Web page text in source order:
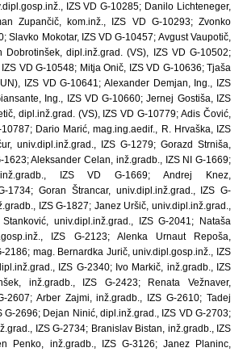
IZS VD G-10285; Danilo Lichteneger,
Zupančič, kom.inž., IZS VD G-10293; Zvonko
Slavko Mokotar, IZS VD G-10457; Avgust Vaupotič,
Dobrotinšek, dipl.inž.grad. (VS), IZS VD G-10502;
VD G-10548; Mitja Onič, IZS VD G-10636; Tjaša
IZS VD G-10641; Alexander Demjan, Ing., IZS
Ing., IZS VD G-10660; Jernej Gostiša, IZS
dipl.inž.grad. (VS), IZS VD G-10779; Adis Čović,
Dario Marić, mag.ing.aedif., R. Hrvaška, IZS
univ.dipl.inž.grad., IZS G-1279; Gorazd Strniša,
1623; Aleksander Celan, inž.gradb., IZS NI G-1669;
IZS VD G-1669; Andrej Knez,
1734; Goran Štrancar, univ.dipl.inž.grad., IZS G-
IZS G-1827; Janez Uršič, univ.dipl.inž.grad.,
univ.dipl.inž.grad., IZS G-2041; Nataša
IZS G-2123; Alenka Urnaut Repoša,
2186; mag. Bernardka Jurič, univ.dipl.gosp.inž., IZS
IZS G-2340; Ivo Markič, inž.gradb., IZS
inž.gradb., IZS G-2423; Renata Vežnaver,
2607; Arber Zajmi, inž.gradb., IZS G-2610; Tadej
G-2696; Dejan Ninić, dipl.inž.grad., IZS VD G-2703;
IZS G-2734; Branislav Bistan, inž.gradb., IZS
Penko, inž.gradb., IZS G-3126; Janez Planinc,